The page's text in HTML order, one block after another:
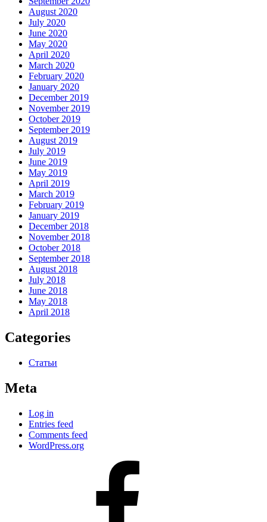
August 2020
July 2020
June 2020
May 2020
April 2020
March 2020
February 2020
January 2020
December 2019
November 2019
October 2019
September 2019
August 2019
July 2019
June 2019
May 2019
April 2019
March 2019
February 2019
January 2019
December 2018
November 2018
October 2018
September 2018
August 2018
July 2018
June 2018
May 2018
April 2018
Categories
Статьи
Meta
Log in
Entries feed
Comments feed
WordPress.org